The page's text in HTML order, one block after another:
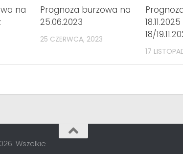
na
Prognoza burzowa na
25.06.2023
25 CZERWCA, 2023
18/
17
Wszelkie